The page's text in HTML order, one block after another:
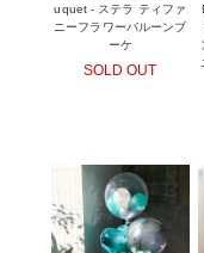
uquet - ステラ ティファ
ニーフラワーバルーンブ
ーケ
SOLD OUT